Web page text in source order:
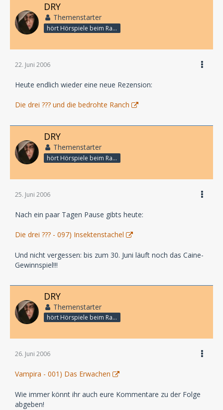
DRY
Themenstarter
hört Hörspiele beim Rasenmähen
22. Juni 2006
Heute endlich wieder eine neue Rezension:
Die drei ??? und die bedrohte Ranch
DRY
Themenstarter
hört Hörspiele beim Rasenmähen
25. Juni 2006
Nach ein paar Tagen Pause gibts heute:
Die drei ??? - 097) Insektenstachel
Und nicht vergessen: bis zum 30. Juni läuft noch das Caine-
Gewinnspiel!!!
DRY
Themenstarter
hört Hörspiele beim Rasenmähen
26. Juni 2006
Vampira - 001) Das Erwachen
Wie immer könnt ihr auch eure Kommentare zu der Folge
abgeben!